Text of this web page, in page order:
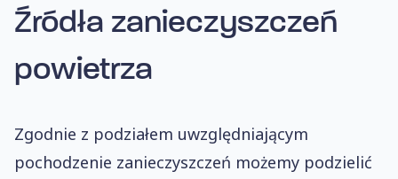
Źródła zanieczyszczeń
powietrza
Zgodnie z podziałem uwzględniającym
pochodzenie zanieczyszczeń możemy podzielić